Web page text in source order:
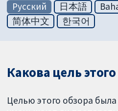
Русский
日本語
简体中文
한국어
Какова цель
Целью этого обзора